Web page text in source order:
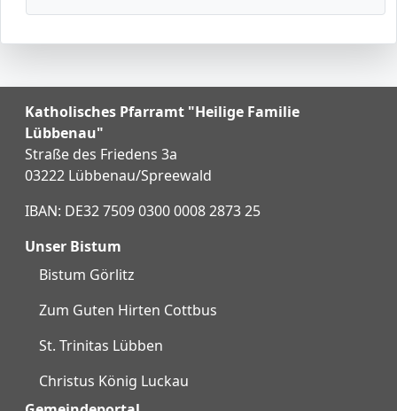
Katholisches Pfarramt "Heilige Familie
Lübbenau"
Straße des Friedens 3a
03222 Lübbenau/Spreewald
IBAN: DE32 7509 0300 0008 2873 25
Unser Bistum
Bistum Görlitz
Zum Guten Hirten Cottbus
St. Trinitas Lübben
Christus König Luckau